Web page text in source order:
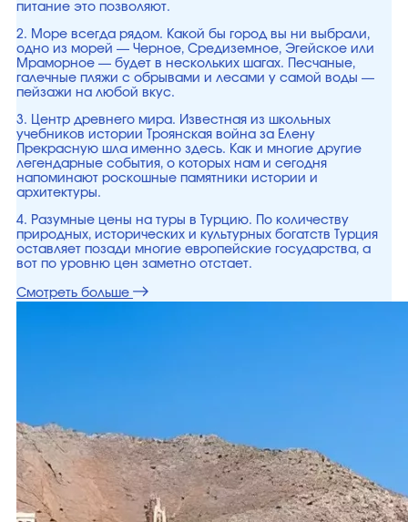
питание это позволяют.
2. Море всегда рядом. Какой бы город вы ни выбрали,
одно из морей — Черное, Средиземное, Эгейское или
Мраморное — будет в нескольких шагах. Песчаные,
галечные пляжи с обрывами и лесами у самой воды —
пейзажи на любой вкус.
3. Центр древнего мира. Известная из школьных
учебников истории Троянская война за Елену
Прекрасную шла именно здесь. Как и многие другие
легендарные события, о которых нам и сегодня
напоминают роскошные памятники истории и
архитектуры.
4. Разумные цены на туры в Турцию. По количеству
природных, исторических и культурных богатств Турция
оставляет позади многие европейские государства, а
вот по уровню цен заметно отстает.
Смотреть больше